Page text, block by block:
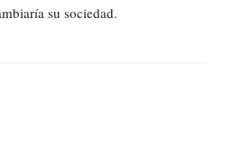
su sociedad.